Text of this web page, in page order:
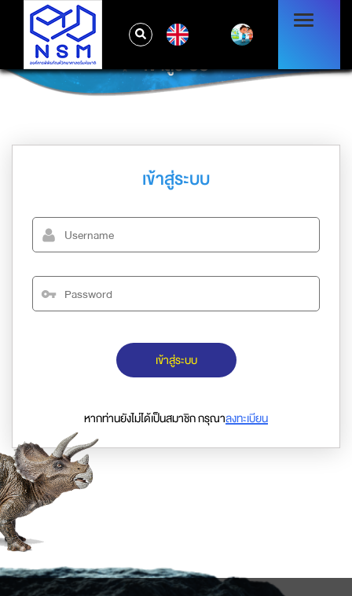
เข้าสู่ระบบ
เข้าสู่ระบบ
เข้าสู่ระบบ
หากท่านยังไม่ได้เป็นสมาชิก กรุณาลงทะเบียน